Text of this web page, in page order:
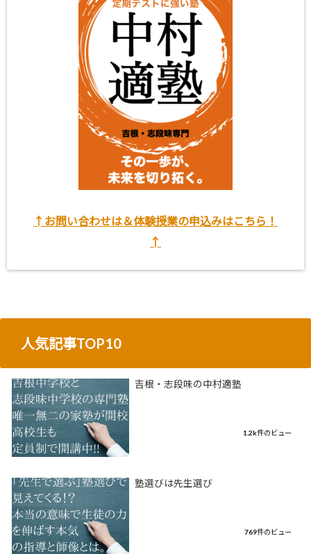
↑お問い合わせは＆体験授業の申込みはこちら！
↑
人気記事TOP10
吉根・志段味の中村適塾
1.2k件のビュー
塾選びは先生選び
769件のビュー